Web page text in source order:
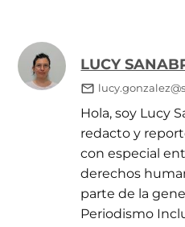
LUCY
Hola, soy Lucy
redacto y
con especial
derechos
parte de la
Periodismo